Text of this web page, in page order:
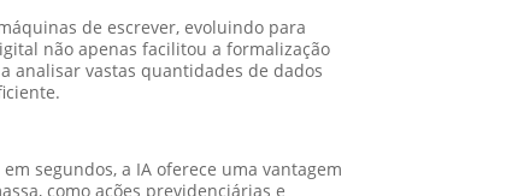
de escrever, evoluindo para
não apenas facilitou a formalização
analisar vastas quantidades de dados
segundos, a IA oferece uma vantagem
como ações previdenciárias e